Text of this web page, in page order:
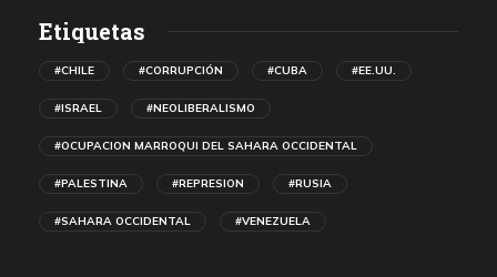
Etiquetas
#CHILE #CORRUPCIÓN #CUBA #EE.UU.
#ISRAEL #NEOLIBERALISMO
#OCUPACION MARROQUI DEL SAHARA OCCIDENTAL
#PALESTINA #REPRESION #RUSIA
#SAHARA OCCIDENTAL #VENEZUELA